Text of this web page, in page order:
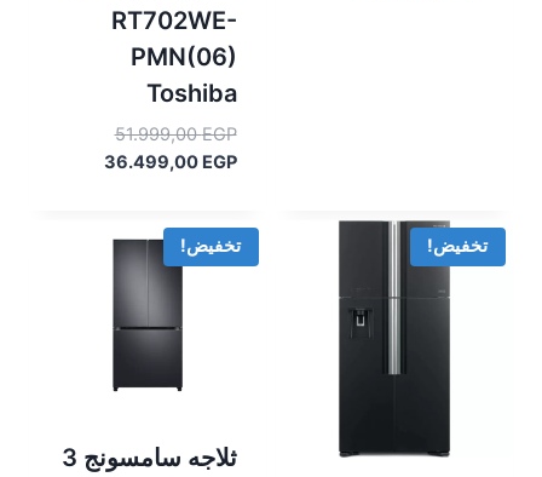
RT702WE-
PMN(06)
Toshiba
51.999,00EGP
السعر
الأصلي36.499,00 EGP
السعر
تخفيض! تخفيض!
ثلاجه سامسونج 3